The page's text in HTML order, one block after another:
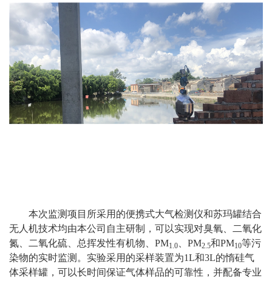
本次监测项目所采用的便携式大气检测仪和苏玛罐结合
无人机技术均由本公司自主研制，可以实现对臭氧、二氧化
氮、二氧化硫、总挥发性有机物、PM1.0 、PM2.5和PM10等污
染物的实时监测。实验采用的采样装置为1L和3L的惰硅气
体采样罐，可以长时间保证气体样品的可靠性，并配备专业